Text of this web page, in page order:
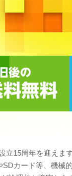
立15周年を迎え
カード等、機械